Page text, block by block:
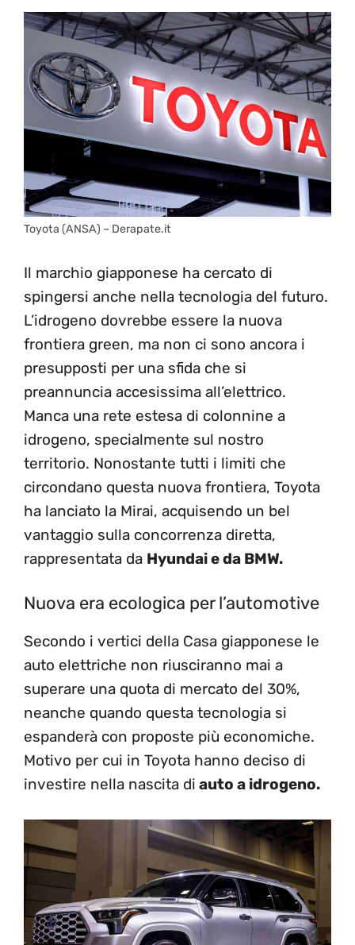
Toyota (ANSA) – Derapate.it
Il marchio giapponese ha cercato di
spingersi anche nella tecnologia del futuro.
L’idrogeno dovrebbe essere la nuova
frontiera green, ma non ci sono ancora i
presupposti per una sfida che si
preannuncia accesissima all’elettrico.
Manca una rete estesa di colonnine a
idrogeno, specialmente sul nostro
territorio. Nonostante tutti i limiti che
circondano questa nuova frontiera, Toyota
ha lanciato la Mirai, acquisendo un bel
vantaggio sulla concorrenza diretta,
rappresentata da Hyundai e da BMW.
Nuova era ecologica per l’automotive
Secondo i vertici della Casa giapponese le
auto elettriche non riusciranno mai a
superare una quota di mercato del 30%,
neanche quando questa tecnologia si
espanderà con proposte più economiche.
Motivo per cui in Toyota hanno deciso di
investire nella nascita di auto a idrogeno.